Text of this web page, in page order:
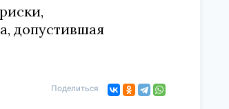
допустившая
Поделиться